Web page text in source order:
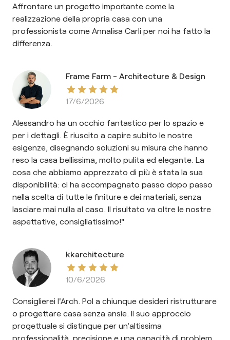
Affrontare un progetto importante come la
realizzazione della propria casa con una
professionista come Annalisa Carli per noi ha fatto la
differenza.
Frame Farm - Architecture & Design
17/6/2026
Alessandro ha un occhio fantastico per lo spazio e
per i dettagli. È riuscito a capire subito le nostre
esigenze, disegnando soluzioni su misura che hanno
reso la casa bellissima, molto pulita ed elegante. La
cosa che abbiamo apprezzato di più è stata la sua
disponibilità: ci ha accompagnato passo dopo passo
nella scelta di tutte le finiture e dei materiali, senza
lasciare mai nulla al caso. Il risultato va oltre le nostre
aspettative, consigliatissimo!"
kkarchitecture
10/6/2026
Consiglierei l'Arch. Pol a chiunque desideri ristrutturare
o progettare casa senza ansie. Il suo approccio
progettuale si distingue per un'altissima
professionalità, precisione e una capacità di problem